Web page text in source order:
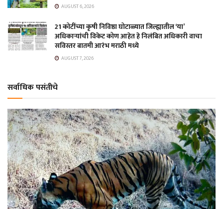
AUGUST 6, 2026
21 कोटींच्या कृषी निविष्ठा घोटाळ्यात जिल्ह्यातील ‘या’
अधिकाऱ्यांची विकेट कोण आहेत हे निलंबित अधिकारी वाचा
सविस्तर बातमी आरंभ मराठी मध्ये
AUGUST 7, 2026
सर्वाधिक पसंतीचे